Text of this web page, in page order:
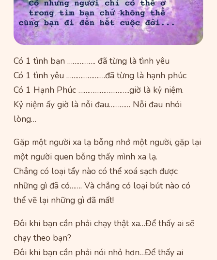
Có 1 tình bạn ……………. đã từng là tình yêu
Có 1 tình yêu ………………….đã từng là hạnh phúc
Có 1 Hạnh Phúc ………………………..giờ là kỷ niệm.
Kỷ niệm ấy giờ là nỗi đau………… Nỗi đau nhói
lòng…
Gặp một người xa lạ bỗng nhớ một người, gặp lại
một người quen bỗng thấy mình xa lạ.
Chẳng có loại tẩy nào có thể xoá sạch được
những gì đã có……. Và chẳng có loại bút nào có
thể vẽ lại những gì đã mất!
Đôi khi bạn cần phải chạy thật xa…Để thấy ai sẽ
chạy theo bạn?
Đôi khi bạn cần phải nói nhỏ hơn…Để thấy ai